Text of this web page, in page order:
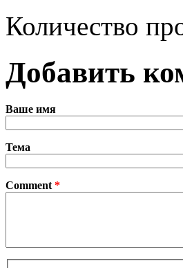
Количество
Добавить
Ваше имя
Тема
Comment *